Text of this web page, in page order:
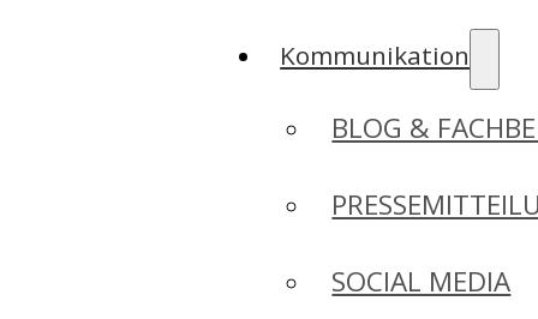
Kommunikation
BLOG &
SOCIAL MEDIA